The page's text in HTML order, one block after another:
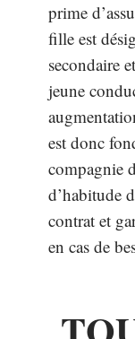
prime
fille est
secondaire
jeune
est donc
compagnie
d’habitude
contrat et
en cas de